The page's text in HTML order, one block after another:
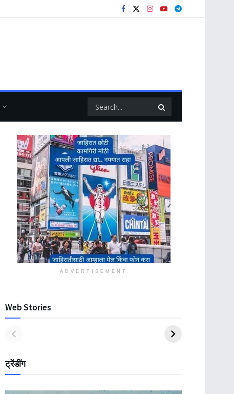
ADVERTISEMENT
Web Stories
ट्रेंडींग